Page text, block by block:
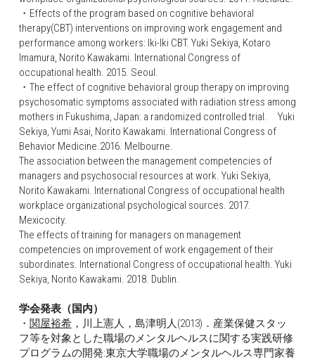
・Effects of the program based on cognitive behavioral
therapy(CBT) interventions on improving work engagement and
performance among workers: Iki-Iki CBT. Yuki Sekiya, Kotaro
Imamura, Norito Kawakami. International Congress of
occupational health. 2015. Seoul.
・The effect of cognitive behavioral group therapy on improving
psychosomatic symptoms associated with radiation stress among
mothers in Fukushima, Japan: a randomized controlled trial.　Yuki
Sekiya, Yumi Asai, Norito Kawakami. International Congress of
Behavior Medicine.2016. Melbourne.
The association between the management competencies of
managers and psychosocial resources at work. Yuki Sekiya,
Norito Kawakami. International Congress of occupational health
workplace organizational psychological sources. 2017.
Mexicocity.
The effects of training for managers on management
competencies on improvement of work engagement of their
subordinates. International Congress of occupational health. Yuki
Sekiya, Norito Kawakami. 2018. Dublin.
学会発表（国内）
・ 関屋裕希，川上憲人，島津明人(2013)．産業保健スタッ
フ等を対象とした職場のメンタルヘルスに関する実践研修
プログラムの開発:東京大学職場のメンタルヘルス専門家養